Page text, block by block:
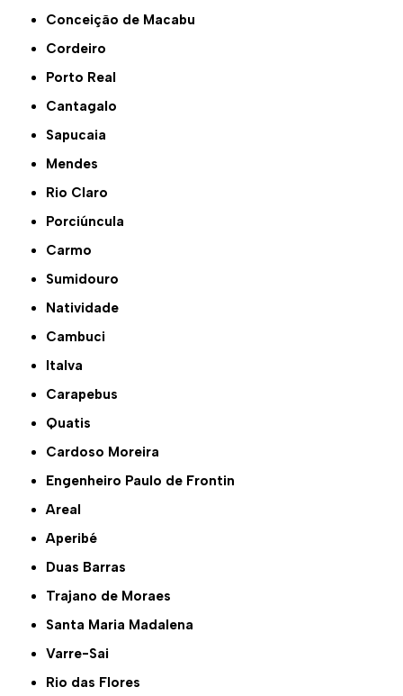
Conceição de Macabu
Cordeiro
Porto Real
Cantagalo
Sapucaia
Mendes
Rio Claro
Porciúncula
Carmo
Sumidouro
Natividade
Cambuci
Italva
Carapebus
Quatis
Cardoso Moreira
Engenheiro Paulo de Frontin
Areal
Aperibé
Duas Barras
Trajano de Moraes
Santa Maria Madalena
Varre-Sai
Rio das Flores